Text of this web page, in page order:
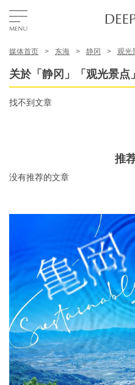
TOP
特色主题
简体中文
关於DEEPLOG
隐私政策
联系我们
网站营运公司
媒体首页 东海 静冈 观光
关於「静冈」「观光景点
找不到文章
推
没有推荐的文章